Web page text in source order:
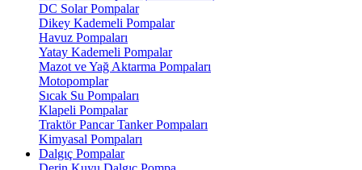
DC Solar Pompalar
Dikey Kademeli Pompalar
Havuz Pompaları
Yatay Kademeli Pompalar
Mazot ve Yağ Aktarma Pompaları
Motopomplar
Sıcak Su Pompaları
Klapeli Pompalar
Traktör Pancar Tanker Pompaları
Kimyasal Pompaları
Dalgıç Pompalar